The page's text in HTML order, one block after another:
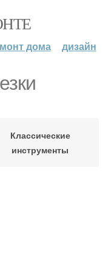
дома дизайн
Классические
инструменты